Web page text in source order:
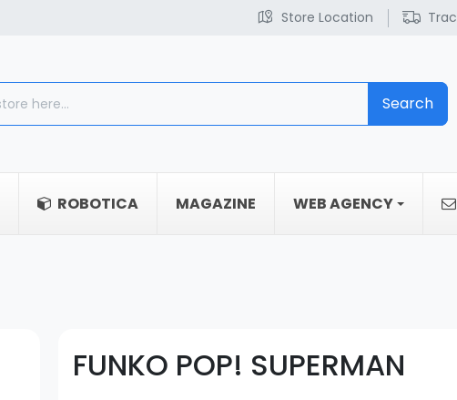
Store Location
Search
ROBOTICA MAGAZINE WEB AGENCY
FUNKO POP! SUPERMAN